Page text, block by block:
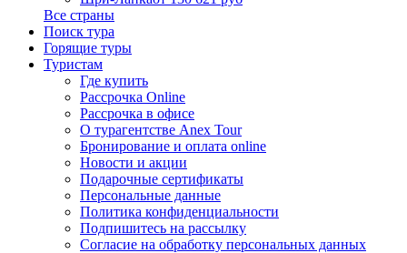
Все страны
Поиск тура
Горящие туры
Туристам
Где купить
Рассрочка Online
Рассрочка в офисе
О турагентстве Anex Tour
Бронирование и оплата online
Новости и акции
Подарочные сертификаты
Персональные данные
Политика конфиденциальности
Подпишитесь на рассылку
Согласие на обработку персональных данных